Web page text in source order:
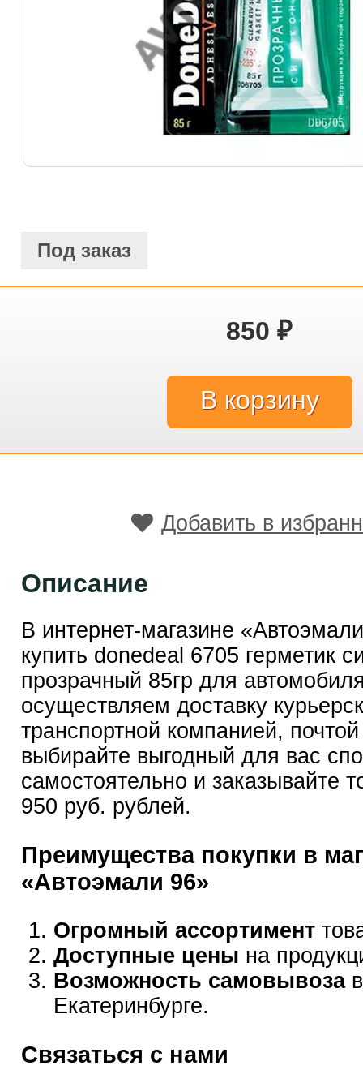
Под заказ
850 ₽
Добавить в
Описание
В интернет-магазине
купить donedeal 6705 герметик
прозрачный 85гр для
осуществляем доставку
транспортной компанией,
выбирайте выгодный для вас
самостоятельно и заказывайте
950 руб. рублей.
Преимущества покупки в
«Автоэмали 96»
Огромный ассортимент
Доступные цены на
Возможность самовывозав
Екатеринбурге.
Связаться с нами